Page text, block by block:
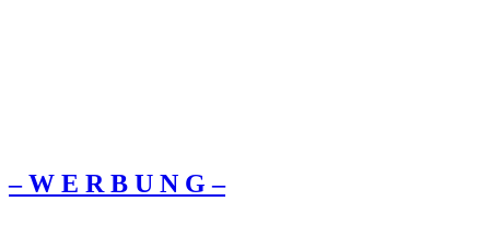
– W Ε R Β U Ν G –